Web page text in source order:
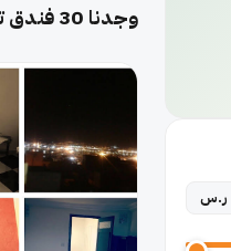
وجدنا 30فندق